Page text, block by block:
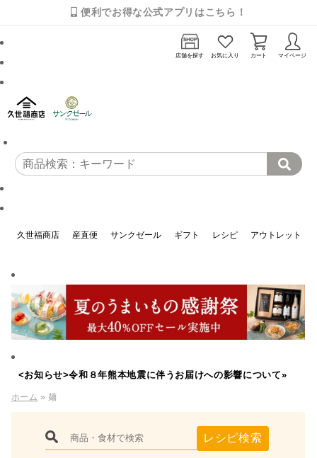
便利でお得な公式アプリはこちら！
店舗を探す お気に入り カート マイページ
久世福商店 産直便 サンクゼール ギフト レシピ アウトレット
<お知らせ>令和８年熊本地震に伴うお届けへの影響について»
ホーム » 麺
レシピ検索